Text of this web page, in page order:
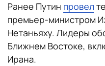
Ранее Путин провел
премьер-министром
Нетаньяху. Лидеры
Ближнем Востоке,
Ирана.